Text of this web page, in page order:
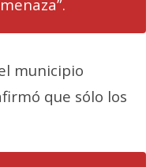
municipio
que sólo los